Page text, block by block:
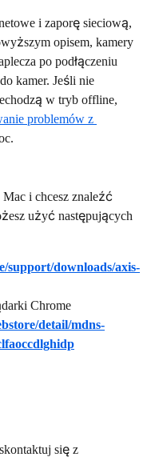
i zaporę sieciową,
opisem, kamery
po podłączeniu
kamer. Jeśli nie
w tryb offline,
problemów z
i chcesz znaleźć
użyć następujących
support/downloads/axis-
Chrome
detail/mdns-
się z